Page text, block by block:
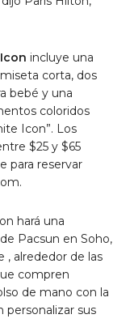
incluye una
corta, dos
bebé y una
coloridos
Icon”. Los
$25 y $65
para reservar
hará una
Pacsun en Soho,
, alrededor de las
compren
de mano con la
personalizar sus